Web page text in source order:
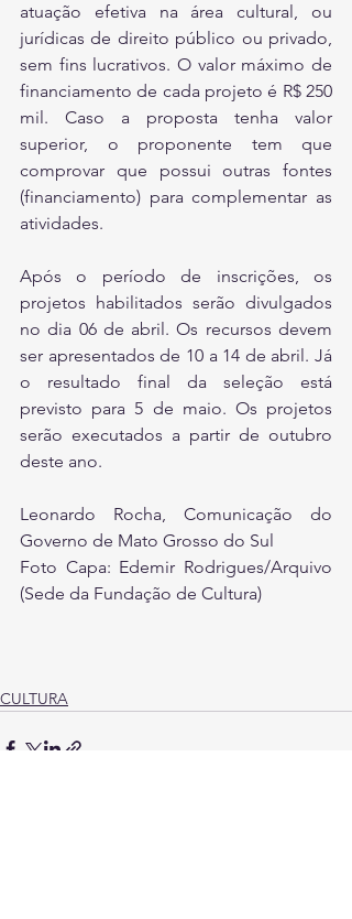
atuação efetiva na área cultural, ou
jurídicas de direito público ou privado,
sem fins lucrativos. O valor máximo de
financiamento de cada projeto é R$ 250
mil. Caso a proposta tenha valor
superior, o proponente tem que
comprovar que possui outras fontes
(financiamento) para complementar as
atividades.
Após o período de inscrições, os
projetos habilitados serão divulgados
no dia 06 de abril. Os recursos devem
ser apresentados de 10 a 14 de abril. Já
o resultado final da seleção está
previsto para 5 de maio. Os projetos
serão executados a partir de outubro
deste ano.
Leonardo Rocha, Comunicação do
Governo de Mato Grosso do Sul
Foto Capa: Edemir Rodrigues/Arquivo
(Sede da Fundação de Cultura)
CULTURA